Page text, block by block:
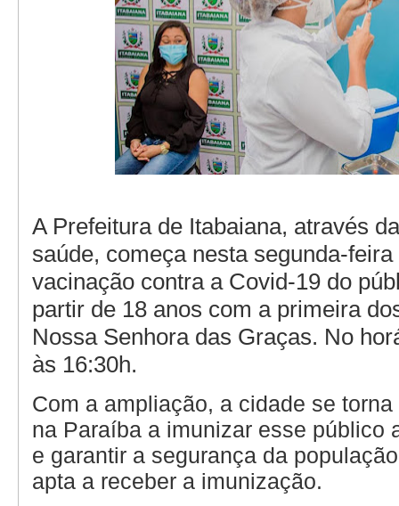
A Prefeitura de Itabaiana, através
saúde, começa nesta segunda-
vacinação contra a Covid-19 do
partir de 18 anos com a primeira
Nossa Senhora das Graças. No
às 16:30h.
Com a ampliação, a cidade se
na Paraíba a imunizar esse público
e garantir a segurança da
apta a receber a imunização.